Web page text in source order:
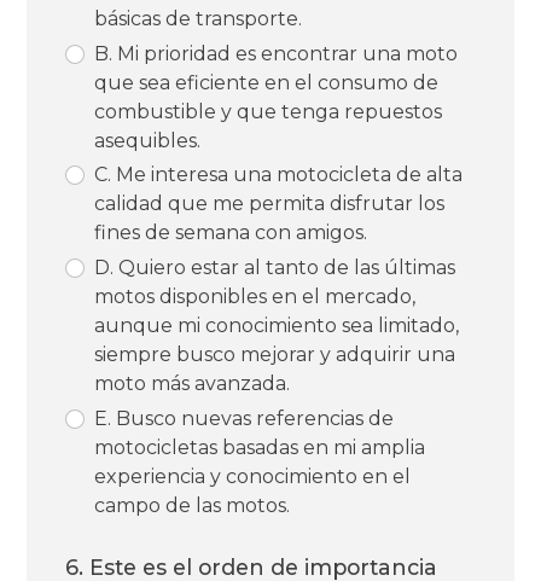
básicas de transporte.
B. Mi prioridad es encontrar una moto
que sea eficiente en el consumo de
combustible y que tenga repuestos
asequibles.
C. Me interesa una motocicleta de alta
calidad que me permita disfrutar los
fines de semana con amigos.
D. Quiero estar al tanto de las últimas
motos disponibles en el mercado,
aunque mi conocimiento sea limitado,
siempre busco mejorar y adquirir una
moto más avanzada.
E. Busco nuevas referencias de
motocicletas basadas en mi amplia
experiencia y conocimiento en el
campo de las motos.
6. Este es el orden de importancia